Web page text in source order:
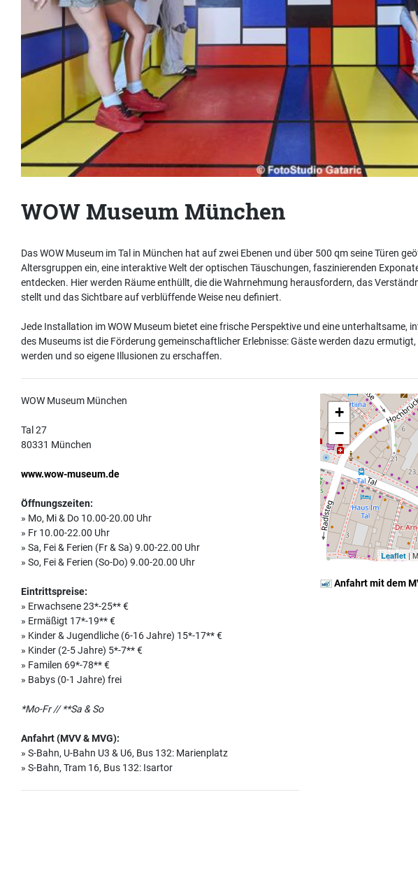
WOW Museum München
Das WOW Museum im Tal in München hat auf zwei Ebenen und über 500 qm seine Türen
Altersgruppen ein, eine interaktive Welt der optischen Täuschungen, faszinierenden
entdecken. Hier werden Räume enthüllt, die die Wahrnehmung herausfordern, das
stellt und das Sichtbare auf verblüffende Weise neu definiert.
Jede Installation im WOW Museum bietet eine frische Perspektive und eine unterhaltsame,
des Museums ist die Förderung gemeinschaftlicher Erlebnisse: Gäste werden dazu
werden und so eigene Illusionen zu erschaffen.
WOW Museum München
Tal 27
80331 München
www.wow-museum.de
Öffnungszeiten:
» Mo, Mi & Do 10.00-20.00 Uhr
» Fr 10.00-22.00 Uhr
» Sa, Fei & Ferien (Fr & Sa) 9.00-22.00 Uhr
» So, Fei & Ferien (So-Do) 9.00-20.00 Uhr
Eintrittspreise:
» Erwachsene 23*-25** €
» Ermäßigt 17*-19** €
» Kinder & Jugendliche (6-16 Jahre) 15*-17** €
» Kinder (2-5 Jahre) 5*-7** €
» Familen 69*-78** €
» Babys (0-1 Jahre) frei
*Mo-Fr // **Sa & So
Anfahrt (MVV & MVG):
» S-Bahn, U-Bahn U3 & U6, Bus 132: Marienplatz
» S-Bahn, Tram 16, Bus 132: Isartor
+
−
Leaflet |
Anfahrt mit dem